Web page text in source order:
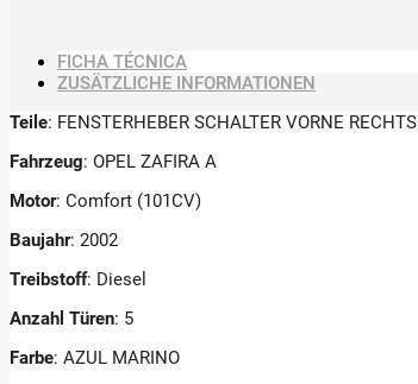
FICHA TÉCNICA
ZUSÄTZLICHE INFORMATIONEN
Teile: FENSTERHEBER SCHALTER VORNE RECHTS
Fahrzeug: OPEL ZAFIRA A
Motor: Comfort (101CV)
Baujahr: 2002
Treibstoff: Diesel
Anzahl Türen: 5
Farbe: AZUL MARINO